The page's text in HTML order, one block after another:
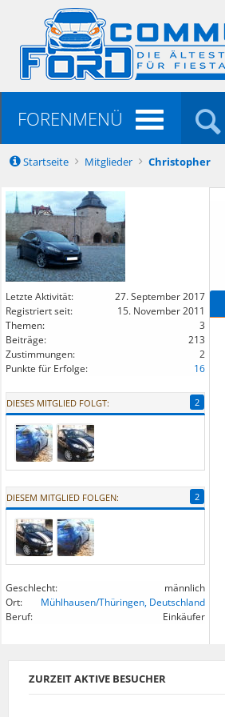
Startseite Mitglieder Christopher
Letzte Aktivität:
27. September 2017
Registriert seit:
15. November 2011
Themen:
3
Beiträge:
213
Zustimmungen:
2
Punkte für Erfolge:
16
DIESES MITGLIED FOLGT: 2
DIESEM MITGLIED FOLGEN: 2
Geschlecht:
männlich
Ort:
Mühlhausen/Thüringen, Deutschland
Beruf:
Einkäufer
FORENMENÜ
ZURZEIT AKTIVE BESUCHER